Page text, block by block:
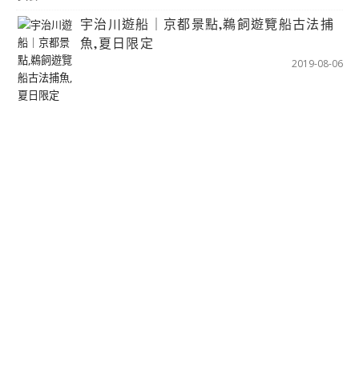
宇治川遊船｜京都景點,鵜飼遊覽船古法捕
魚,夏日限定
2019-08-06